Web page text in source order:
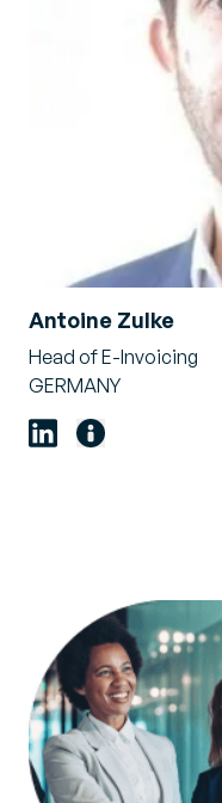
Antoine Zulke
Head of E-Invoicing
GERMANY